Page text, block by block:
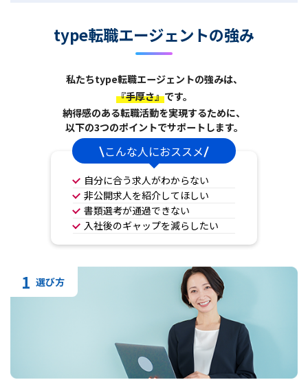
type転職エージェントの強み
私たちtype転職エージェントの強みは、
『手厚さ』です。
納得感のある転職活動を実現するために、
以下の3つのポイントでサポートします。
こんな人におススメ
自分に合う求人がわからない
非公開求人を紹介してほしい
書類選考が通過できない
入社後のギャップを減らしたい
1 選び方